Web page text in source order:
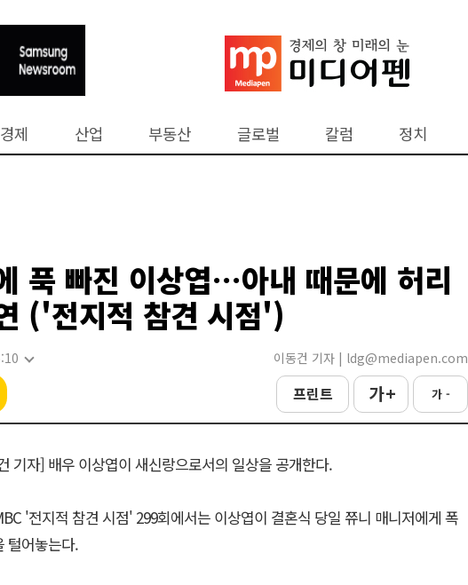
경제 산업 부동산 글로벌 칼럼 정치
푹 빠진 이상엽…아내 때문에 허리
('전지적 참견 시점')
이동건 기자 | ldg@mediapen.com
프린트 가 + 가 -
기자] 배우 이상엽이 새신랑으로서의 일상을 공개한다.
'전지적 참견 시점' 299회에서는 이상엽이 결혼식 당일 쮸니 매니저에게 폭
털어놓는다.